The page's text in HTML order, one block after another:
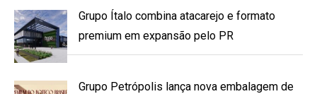
Grupo Ítalo combina atacarejo e formato
premium em expansão pelo PR
Grupo Petrópolis lança nova embalagem de